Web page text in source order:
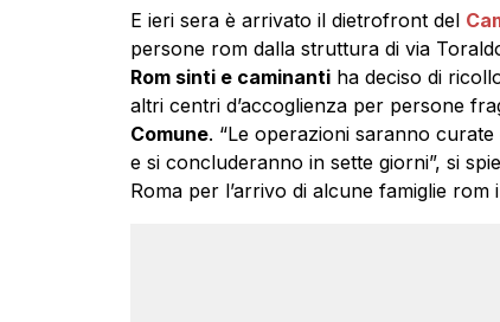
E ieri sera è arrivato il dietrofront del
persone rom dalla struttura di via
Rom sinti e caminantiha deciso di
altri centri d’accoglienza per persone
Comune. “Le operazioni saranno
e si concluderanno in sette giorni”, si
Roma per l’arrivo di alcune famiglie